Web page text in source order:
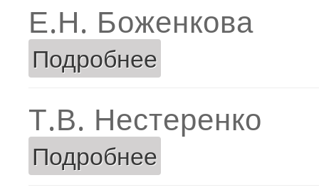
Е.Н. Боженкова
Подробнее
Т.В. Нестеренко
Подробнее